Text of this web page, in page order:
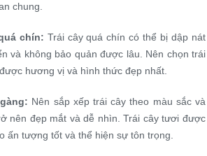
chung.
chín: Trái cây quá chín có thể bị dập nát
và không bảo quản được lâu. Nên chọn trái
hương vị và hình thức đẹp nhất.
Nên sắp xếp trái cây theo màu sắc và
nên đẹp mắt và dễ nhìn. Trái cây tươi được
ấn tượng tốt và thể hiện sự tôn trọng.